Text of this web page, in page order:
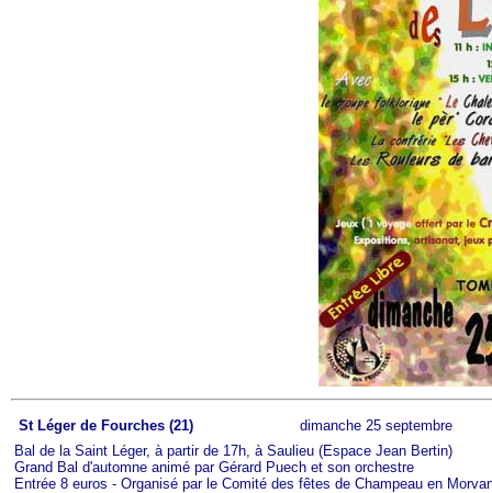
St Léger de Fourches (21)
dimanche 25 septembre
Bal de la Saint Léger, à partir de 17h, à Saulieu (Espace Jean Bertin)
Grand Bal d'automne animé par Gérard Puech et son orchestre
Entrée 8 euros - Organisé par le Comité des fêtes de Champeau en